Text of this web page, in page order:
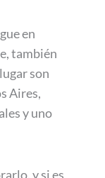
en
también
son
Aires,
y uno
y si es